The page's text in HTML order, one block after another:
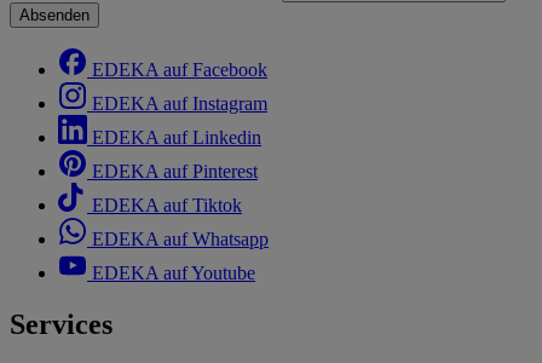
Absenden
EDEKA auf Facebook
EDEKA auf Instagram
EDEKA auf Linkedin
EDEKA auf Pinterest
EDEKA auf Tiktok
EDEKA auf Whatsapp
EDEKA auf Youtube
Services